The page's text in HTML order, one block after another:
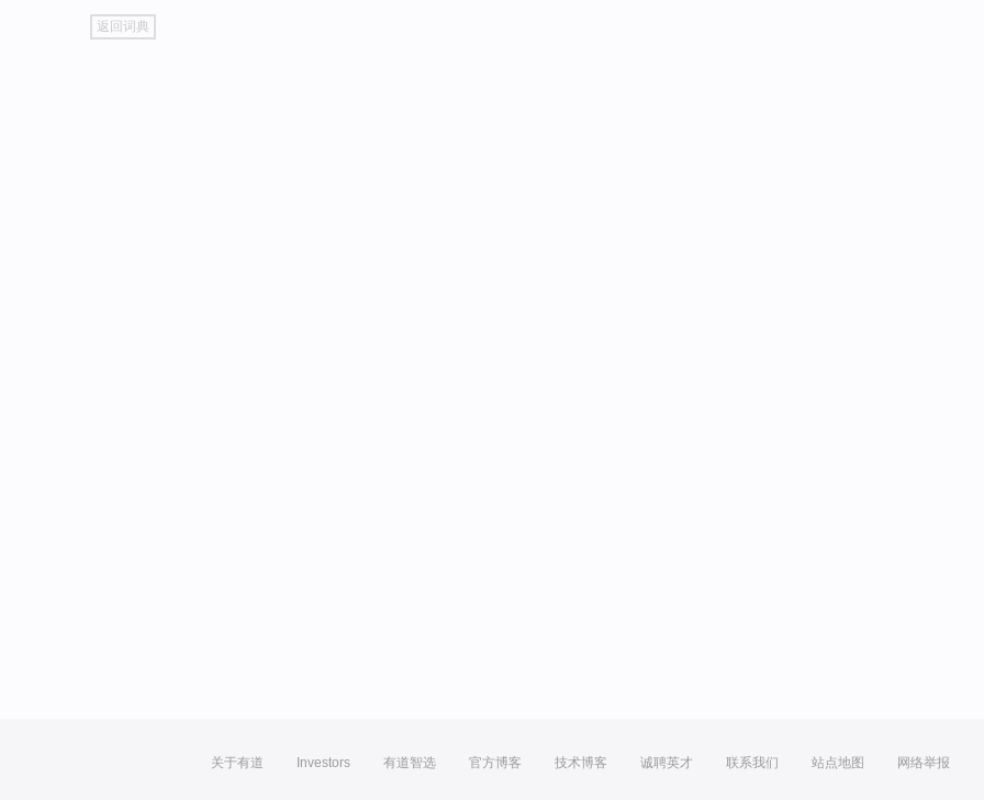
go
top
返回词典
关于有道 Investors 有道智选 官方博客 技术博客 诚聘英才 联系我们 站点地图 网络举报